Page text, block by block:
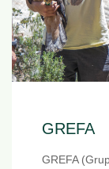
GREFA
GREFA